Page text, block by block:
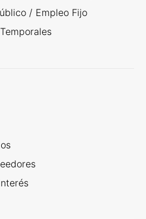
/ Empleo Fijo